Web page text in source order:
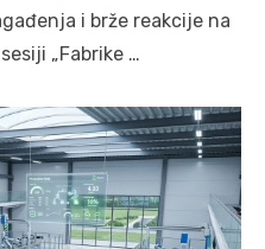
i brže reakcije na
„Fabrike …